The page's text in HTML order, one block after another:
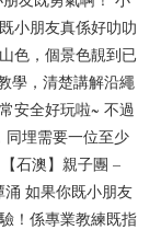
小朋友真係好叻叻
色，個景色靚到已
學，清楚講解沿繩
安全好玩啦~ 不過
同埋需要一位至少
石澳】親子團 –
如果你既小朋友
！係專業教練既指